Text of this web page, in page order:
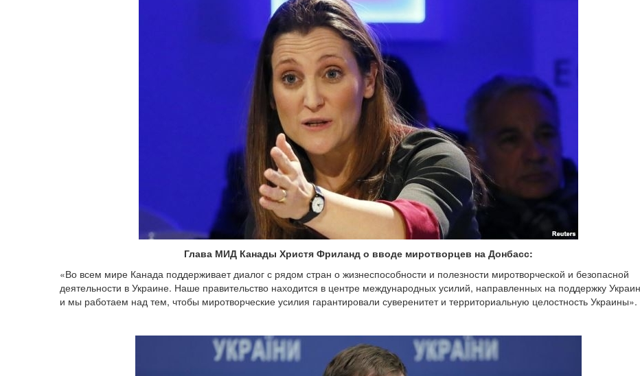
Глава МИД Канады Христя Фриланд о вводе миротворцев на Донбасс:
«Во всем мире Канада поддерживает диалог с рядом стран о жизнеспособности и полезности миротворческой и безопасной
деятельности в Украине. Наше правительство находится в центре международных усилий, направленных на поддержку
и мы работаем над тем, чтобы миротворческие усилия гарантировали суверенитет и территориальную целостность Украины».